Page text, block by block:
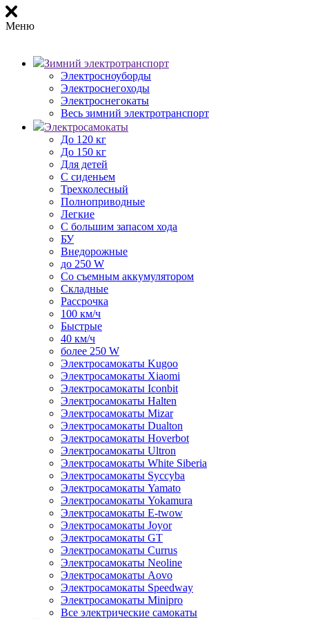
Меню
Зимний электротранспорт
Электросноуборды
Электроснегоходы
Электроснегокаты
Весь зимний электротранспорт
Электросамокаты
До 120 кг
До 150 кг
Для детей
С сиденьем
Трехколесный
Полноприводные
Легкие
С большим запасом хода
БУ
Внедорожные
до 250 W
Со съемным аккумулятором
Складные
Рассрочка
100 км/ч
Быстрые
40 км/ч
более 250 W
Электросамокаты Kugoo
Электросамокаты Xiaomi
Электросамокаты Iconbit
Электросамокаты Halten
Электросамокаты Mizar
Электросамокаты Dualton
Электросамокаты Hoverbot
Электросамокаты Ultron
Электросамокаты White Siberia
Электросамокаты Syccyba
Электросамокаты Yamato
Электросамокаты Yokamura
Электросамокаты E-twow
Электросамокаты Joyor
Электросамокаты GT
Электросамокаты Currus
Электросамокаты Neoline
Электросамокаты Aovo
Электросамокаты Speedway
Электросамокаты Minipro
Все электрические самокаты